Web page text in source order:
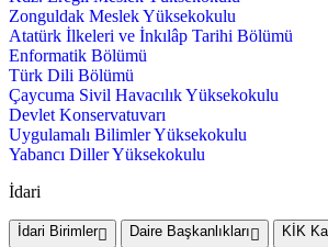
Zonguldak Meslek Yüksekokulu
Atatürk İlkeleri ve İnkılâp Tarihi Bölümü
Enformatik Bölümü
Türk Dili Bölümü
Çaycuma Sivil Havacılık Yüksekokulu
Devlet Konservatuvarı
Uygulamalı Bilimler Yüksekokulu
Yabancı Diller Yüksekokulu
İdari
İdari Birimler Daire Başkanlıkları KİK